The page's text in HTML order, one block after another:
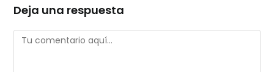
Deja una respuesta
Comentario